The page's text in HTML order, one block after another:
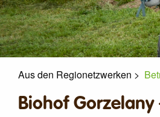
Aus den Regionetzwerken >
Biohof